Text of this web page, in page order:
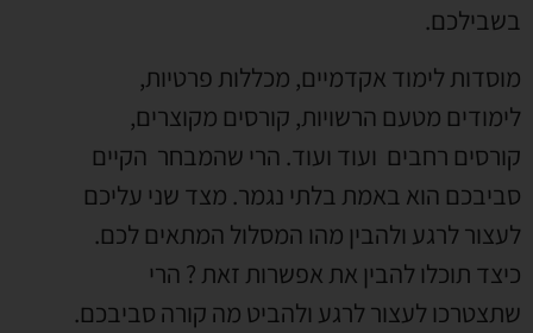
בשבילכם.
מוסדות לימוד אקדמיים, מכללות פרטיות,
לימודים מטעם הרשויות, קורסים מקוצרים,
קורסים רחבים ועוד ועוד. הרי שהמבחר הקיים
סביבכם הוא באמת בלתי נגמר. מצד שני עליכם
לעצור לרגע ולהבין מהו המסלול המתאים לכם.
כיצד תוכלו להבין את אפשרות זאת ? הרי
שתצטרכו לעצור לרגע ולהביט מה קורה סביבכם.